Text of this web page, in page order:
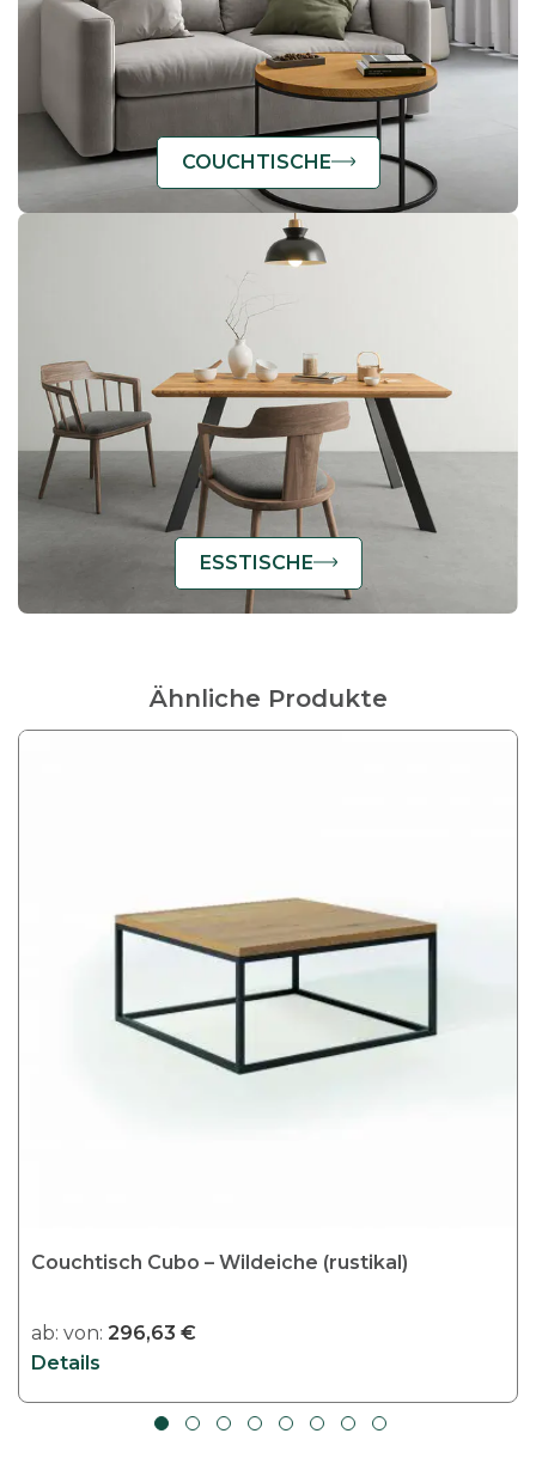
COUCHTISCHE
ESSTISCHE
Ähnliche Produkte
Couchtisch Cubo – Wildeiche (rustikal)
ab: von: 296,63 €
Details